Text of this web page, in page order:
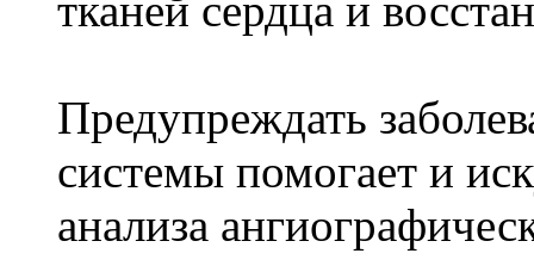
Предупреждать
системы помогает и
анализа